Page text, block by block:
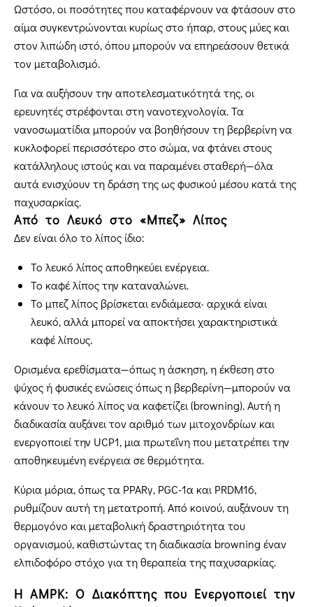
Ωστόσο, οι ποσότητες που καταφέρνουν να φτάσουν στο
αίμα συγκεντρώνονται κυρίως στο ήπαρ, στους μύες και
στον λιπώδη ιστό, όπου μπορούν να επηρεάσουν θετικά
τον μεταβολισμό.
Για να αυξήσουν την αποτελεσματικότητά της, οι
ερευνητές στρέφονται στη νανοτεχνολογία. Τα
νανοσωματίδια μπορούν να βοηθήσουν τη βερβερίνη να
κυκλοφορεί περισσότερο στο σώμα, να φτάνει στους
κατάλληλους ιστούς και να παραμένει σταθερή—όλα
αυτά ενισχύουν τη δράση της ως φυσικού μέσου κατά της
παχυσαρκίας.
Από το Λευκό στο «Μπεζ» Λίπος
Δεν είναι όλο το λίπος ίδιο:
Το λευκό λίπος αποθηκεύει ενέργεια.
Το καφέ λίπος την καταναλώνει.
Το μπεζ λίπος βρίσκεται ενδιάμεσα· αρχικά είναι
λευκό, αλλά μπορεί να αποκτήσει χαρακτηριστικά
καφέ λίπους.
Ορισμένα ερεθίσματα—όπως η άσκηση, η έκθεση στο
ψύχος ή φυσικές ενώσεις όπως η βερβερίνη—μπορούν να
κάνουν το λευκό λίπος να καφετίζει (browning). Αυτή η
διαδικασία αυξάνει τον αριθμό των μιτοχονδρίων και
ενεργοποιεί την UCP1, μια πρωτεΐνη που μετατρέπει την
αποθηκευμένη ενέργεια σε θερμότητα.
Κύρια μόρια, όπως τα PPARγ, PGC-1α και PRDM16,
ρυθμίζουν αυτή τη μετατροπή. Από κοινού, αυξάνουν τη
θερμογόνο και μεταβολική δραστηριότητα του
οργανισμού, καθιστώντας τη διαδικασία browning έναν
ελπιδοφόρο στόχο για τη θεραπεία της παχυσαρκίας.
Η AMPK: Ο Διακόπτης που Ενεργοποιεί την